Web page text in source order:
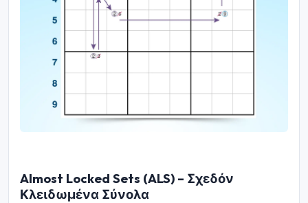
Almost Locked Sets (ALS) – Σχεδόν
Κλειδωμένα Σύνολα